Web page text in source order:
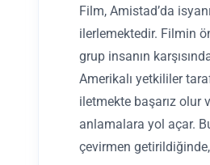
Film, Amistad’da
ilerlemektedir. Filmin
grup insanın
Amerikalı yetkililer
iletmekte başarız olur
anlamalara yol açar.
çevirmen